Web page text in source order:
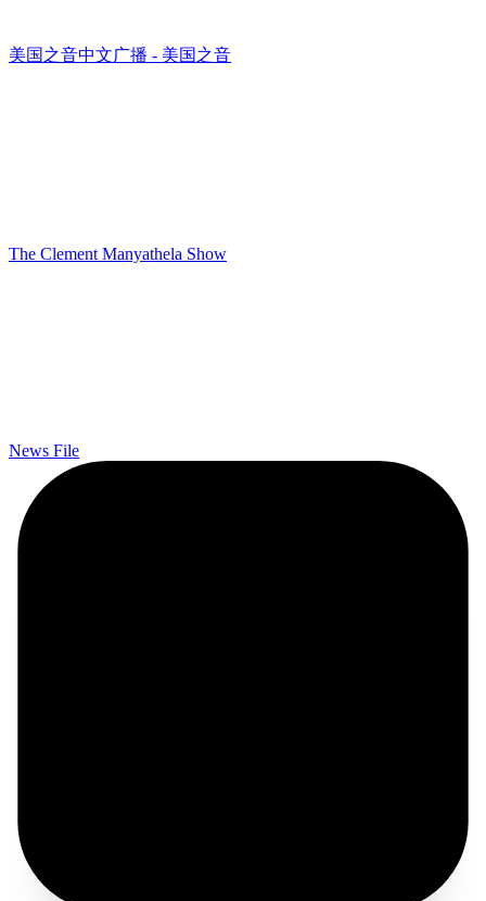
美国之音中文广播 - 美国之音
The Clement Manyathela Show
News File